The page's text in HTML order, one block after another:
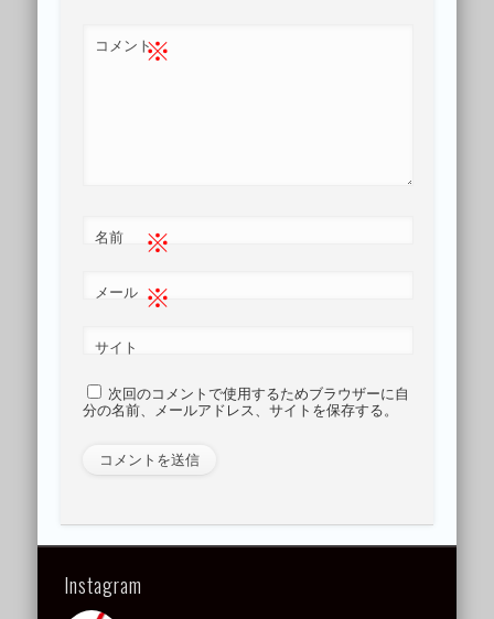
コメント※
名前 ※
メール ※
サイト
次回のコメントで使用するためブラウザーに自
分の名前、メールアドレス、サイトを保存する。
Instagram